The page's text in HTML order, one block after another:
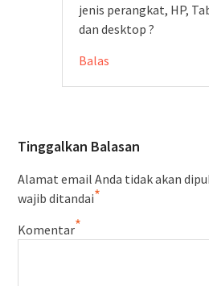
jenis perangkat, HP,
dan desktop ?
Balas
Tinggalkan Balasan
Alamat email Anda tidak akan
wajib ditandai*
Komentar*